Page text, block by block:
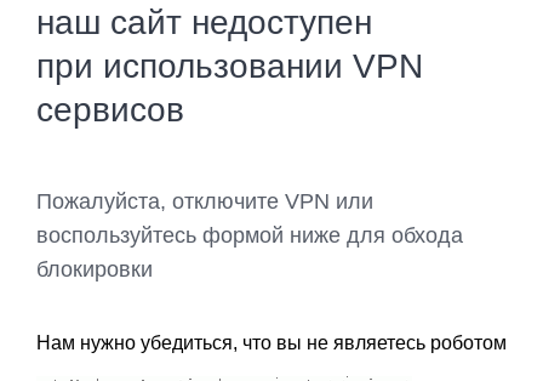
наш сайт недоступен
при использовании VPN
сервисов
Пожалуйста, отключите VPN или
воспользуйтесь формой ниже для обхода
блокировки
Нам нужно убедиться, что вы не являетесь роботом